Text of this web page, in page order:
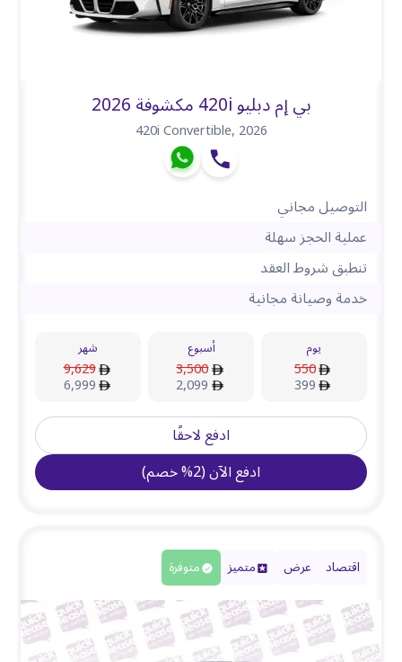
بي إم دبليو 420i مكشوفة 2026
420i Convertible,2026
التوصيل مجاني
عملية الحجز سهلة
تنطبق شروط العقد
خدمة وصيانة مجانية
يوم
550
399
أسبوع
3,500
2,099
شهر
9,629
6,999
ادفع لاحقًا
ادفع الآن(
2
%خصم)
اقتصاد عرض متميز متوفرة